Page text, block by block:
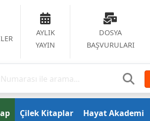
AYLIK
YAYIN
DOSYA
BAŞVURULARI
Çilek Kitaplar Hayat Akademi